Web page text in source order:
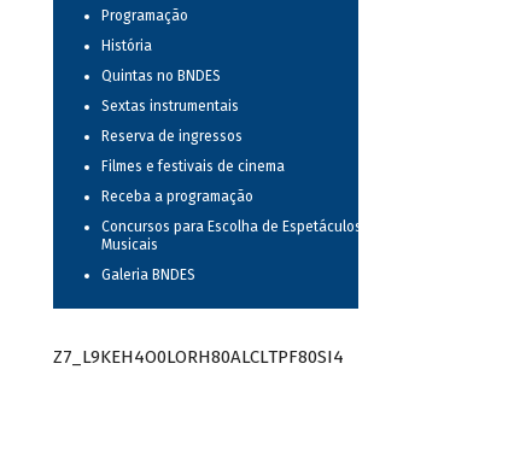
Programação
História
Quintas no BNDES
Sextas instrumentais
Reserva de ingressos
Filmes e festivais de cinema
Receba a programação
Concursos para Escolha de Espetáculos
Musicais
Galeria BNDES
Z7_L9KEH4O0LORH80ALCLTPF80SI4